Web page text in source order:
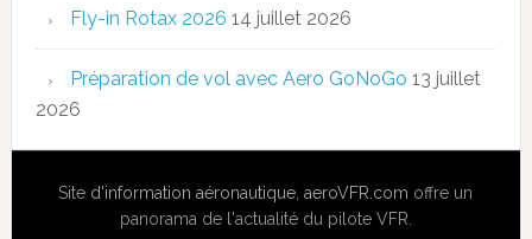
Fly-in Rotax 2026 14 juillet 2026
Préparation de vol avec Aero GoNoGo 13 juillet
2026
Site d'information aéronautique ,aeroVFR.com offre un
panorama de l'actualité du pilote VFR.